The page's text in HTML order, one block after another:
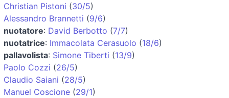
Christian Pistoni (30/5)
Alessandro Brannetti (9/6)
nuotatore: David Berbotto (7/7)
nuotatrice: Immacolata Cerasuolo (18/6)
pallavolista: Simone Tiberti (13/9)
Paolo Cozzi (26/5)
Claudio Saiani (28/5)
Manuel Coscione (29/1)